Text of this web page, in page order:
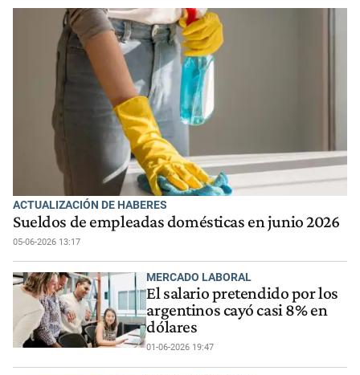
ACTUALIZACIÓN DE HABERES
Sueldos de empleadas domésticas en junio 2026
05-06-2026 13:17
MERCADO LABORAL
El salario pretendido por los
argentinos cayó casi 8% en
dólares
01-06-2026 19:47